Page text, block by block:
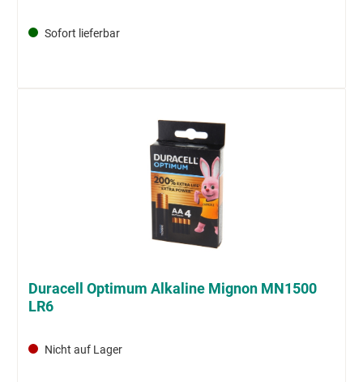
Sofort lieferbar
Duracell Optimum Alkaline Mignon MN1500
LR6
Nicht auf Lager